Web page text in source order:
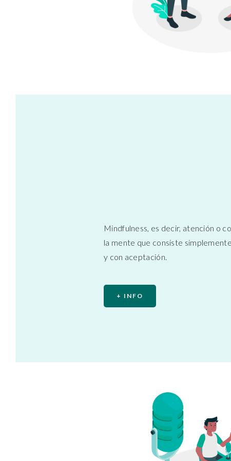
Mindfulness, es decir, atención o
la mente que consiste
y con aceptación.
+ INFO